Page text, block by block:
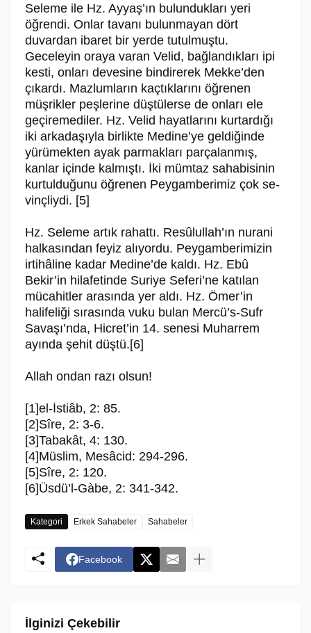
Seleme ile Hz. Ayyaş’ın bulundukları yeri
öğrendi. Onlar tavanı bulunmayan dört
duvardan ibaret bir yerde tutulmuştu.
Geceleyin oraya varan Velid, bağlandıkları ipi
kesti, onları devesine bindirerek Mekke’den
çıkardı. Mazlumların kaçtıklarını öğrenen
müşrikler peşlerine düştülerse de onları ele
geçiremediler. Hz. Velid hayatlarını kurtardığı
iki arkadaşıyla birlikte Medi­ne’ye geldiğinde
yürümekten ayak parmakları parçalanmış,
kanlar içinde kal­mıştı. İki mümtaz sahabisinin
kurtulduğunu öğrenen Peygamberimiz çok se­
vinçliydi. [5]
Hz. Seleme artık rahattı. Re­sû­lul­lah’ın nurani
halkasından feyiz alıyordu. Pey­gamberimizin
irtihâline kadar Medine’de kaldı. Hz. Ebû
Bekir’in hilafetinde Suriye Seferi’ne katılan
mücahitler arasında yer aldı. Hz. Ömer’in
halifeliği sıra­sında vuku bulan Mercü’s-Sufr
Savaşı’nda, Hicret’in 14. senesi Muharrem
ayın­da şehit düştü.[6]
Allah ondan razı olsun!
[1]el-İstiâb, 2: 85.
[2]Sîre, 2: 3-6.
[3]Tabakât, 4: 130.
[4]Müslim, Mesâcid: 294-296.
[5]Sîre, 2: 120.
[6]Üsdü’l-Gàbe, 2: 341-342.
Kategori Erkek Sahabeler Sahabeler
Facebook
İlginizi Çekebilir